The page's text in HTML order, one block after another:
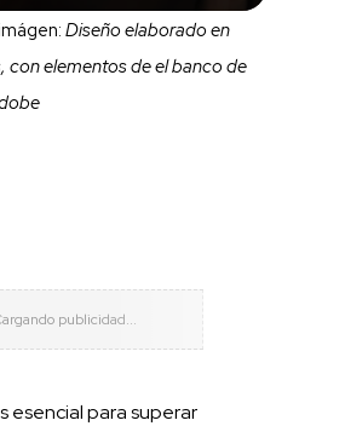
Diseño elaborado en
con elementos de el banco de
esencial para superar